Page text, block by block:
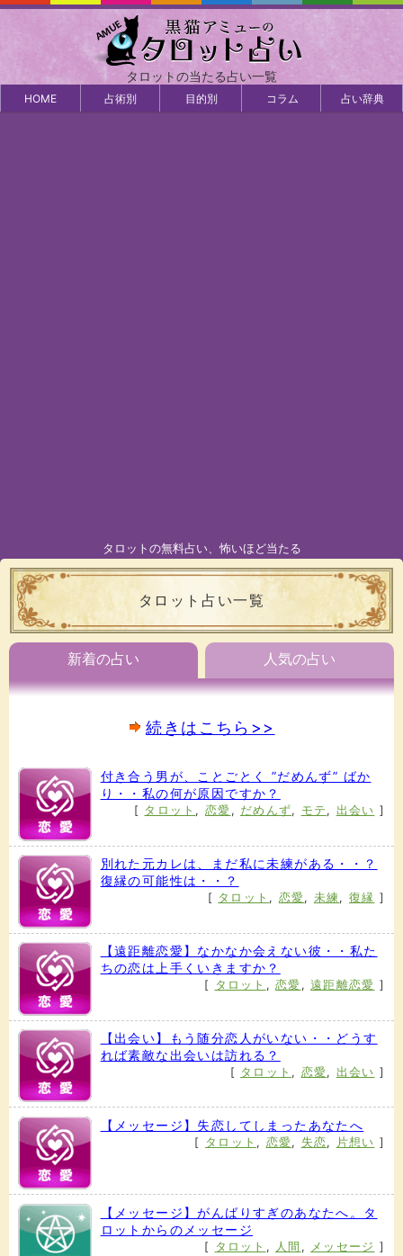
タロットの当たる占い一覧
HOME 占術別 目的別 コラム 占い辞典
タロットの無料占い、怖いほど当たる
タロット占い一覧
新着の占い 人気の占い
続きはこちら>>
付き合う男が、ことごとく ”だめんず” ばか
り・・私の何が原因ですか？
[ タロット , 恋愛 , だめんず, モテ , 出会い ]
別れた元カレは、まだ私に未練がある・・？
復縁の可能性は・・？
[ タロット , 恋愛, 未練, 復縁 ]
【遠距離恋愛】なかなか会えない彼・・私た
ちの恋は上手くいきますか？
[ タロット ,恋愛 ,遠距離恋愛 ]
【出会い】もう随分恋人がいない・・どうす
れば素敵な出会いは訪れる？
[ タロット , 恋愛, 出会い ]
【メッセージ】失恋してしまったあなたへ
[ タロット , 恋愛, 失恋, 片想い ]
【メッセージ】がんばりすぎのあなたへ。タ
ロットからのメッセージ
[ タロット , 人間 , メッセージ ]